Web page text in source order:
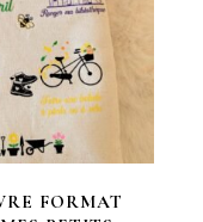
FORMAT